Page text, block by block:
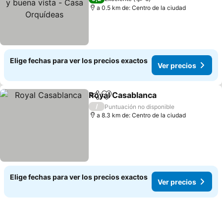
a 0.5 km de: Centro de la ciudad
Elige fechas para ver los precios exactos
Ver precios
CompartirAgregar a favoritos
Royal Casablanca
/
Puntuación no disponible
a 8.3 km de: Centro de la ciudad
Elige fechas para ver los precios exactos
Ver precios